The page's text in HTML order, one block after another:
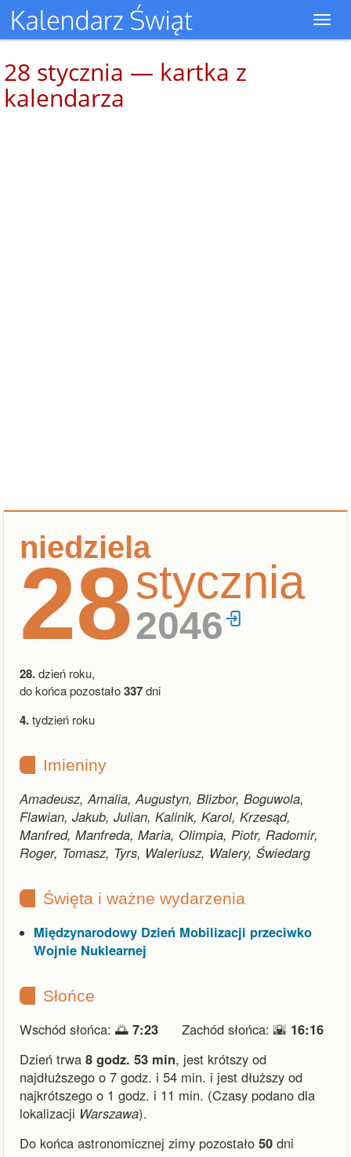
28 stycznia — kartka z
kalendarza
niedziela
28stycznia
2046
28.dzień roku,
do końca pozostało337dni
4.tydzień roku
Imieniny
Amadeusz, Amalia, Augustyn, Blizbor, Boguwola,
Flawian, Jakub, Julian, Kalinik, Karol, Krzesąd,
Manfred, Manfreda, Maria, Olimpia, Piotr, Radomir,
Roger, Tomasz, Tyrs, Waleriusz, Walery, Świedarg
Święta i ważne wydarzenia
Międzynarodowy Dzień Mobilizacji przeciwko
Wojnie Nuklearnej
Słońce
Wschód słońca: 🌅 7:23 Zachód słońca: 🌇 16:16
Dzień trwa 8 godz. 53 min, jest krótszy od
najdłuższego o 7 godz. i 54 min. i jest dłuższy od
najkrótszego o 1 godz. i 11 min. (Czasy podano dla
lokalizacji Warszawa).
Do końca astronomicznej zimy pozostało 50 dni